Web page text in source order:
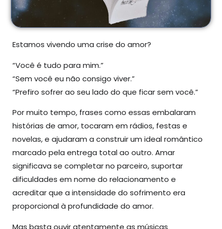
Estamos vivendo uma crise do amor?
“Você é tudo para mim.”
“Sem você eu não consigo viver.”
“Prefiro sofrer ao seu lado do que ficar sem você.”
Por muito tempo, frases como essas embalaram
histórias de amor, tocaram em rádios, festas e
novelas, e ajudaram a construir um ideal romântico
marcado pela entrega total ao outro. Amar
significava se completar no parceiro, suportar
dificuldades em nome do relacionamento e
acreditar que a intensidade do sofrimento era
proporcional à profundidade do amor.
Mas basta ouvir atentamente as músicas